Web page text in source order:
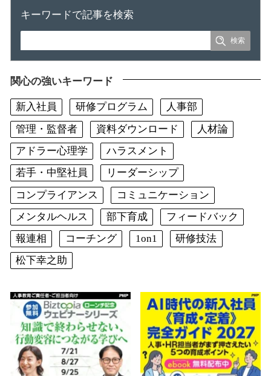
キーワードで記事を検索
関心の強いキーワード
新入社員 研修プログラム
人事部
管理・監督者
資料ダウンロード
人材論
アドラー心理学
ハラスメント
若手・中堅社員
リーダーシップ
コンプライアンス
コミュニケーション
メンタルヘルス
部下育成
フィードバック
報連相
コーチング 1on1
研修技法
松下幸之助